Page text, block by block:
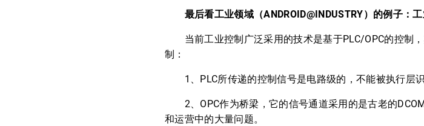
最后看工业领域（ANDROID@INDUSTRY）的例子：工
当前工业控制广泛采用的技术是基于PLC/OPC的控制
制：
1、PLC所传递的控制信号是电路级的，不能被执行层识
2、OPC作为桥梁，它的信号通道采用的是古老的
和运营中的大量问题。